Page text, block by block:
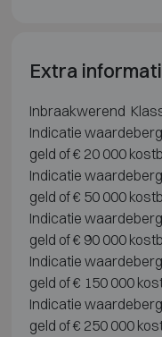
Extra
Inbraakwerend
Indicatie
geld of € 20 000
Indicatie
geld of € 50 000
Indicatie
geld of € 90 000
Indicatie
geld of € 150 000
Indicatie
geld of € 250 000